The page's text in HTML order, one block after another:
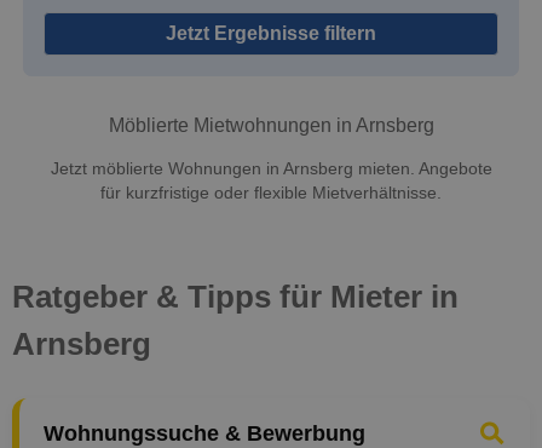
Jetzt Ergebnisse filtern
Möblierte Mietwohnungen in Arnsberg
Jetzt möblierte Wohnungen in Arnsberg mieten. Angebote
für kurzfristige oder flexible Mietverhältnisse.
Ratgeber & Tipps für Mieter in
Arnsberg
Wohnungssuche & Bewerbung